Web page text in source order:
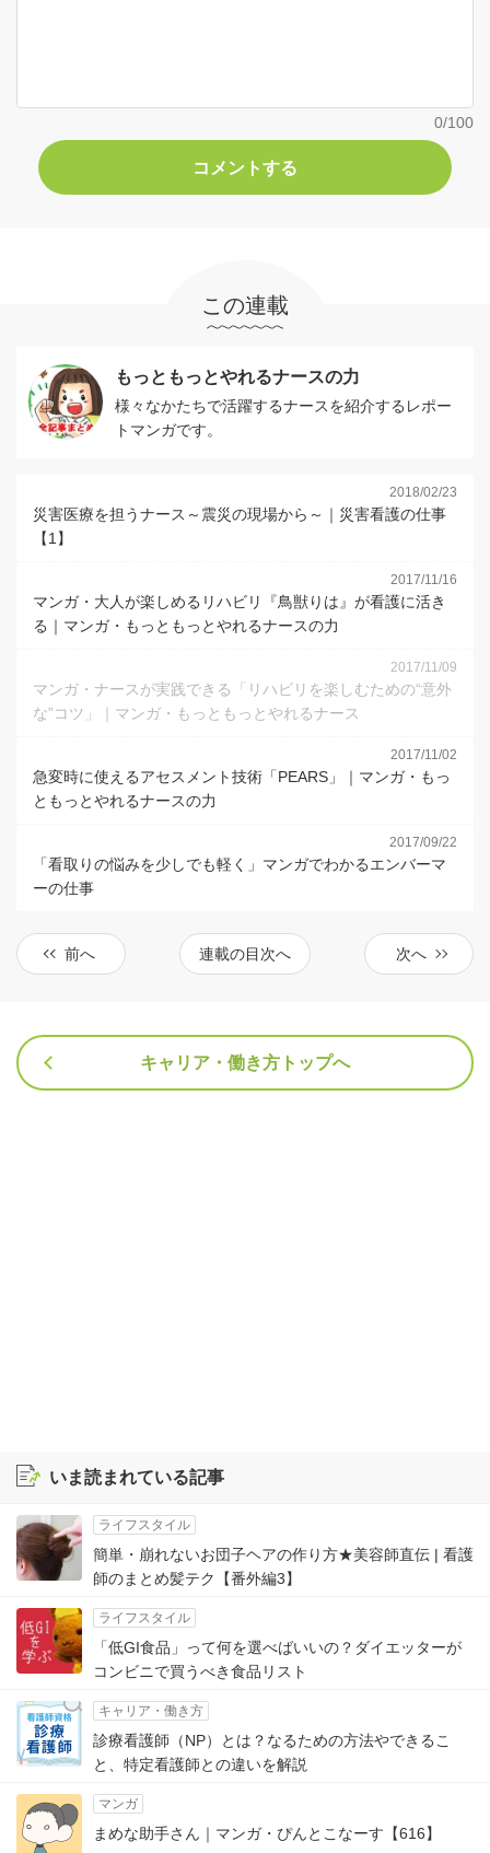
0/100
この連載
もっともっとやれるナースの力
様々なかたちで活躍するナースを紹介するレポー
トマンガです。
2018/02/23
災害医療を担うナース～震災の現場から～｜災害看護の仕事
【1】
2017/11/16
マンガ・大人が楽しめるリハビリ『鳥獣りは』が看護に活き
る｜マンガ・もっともっとやれるナースの力
2017/11/09
マンガ・ナースが実践できる「リハビリを楽しむための“意外
な”コツ」｜マンガ・もっともっとやれるナース
2017/11/02
急変時に使えるアセスメント技術「PEARS」｜マンガ・もっ
ともっとやれるナースの力
2017/09/22
「看取りの悩みを少しでも軽く」マンガでわかるエンバーマ
ーの仕事
前へ 連載の目次へ 次へ
キャリア・働き方トップへ
いま読まれている記事
ライフスタイル
簡単・崩れないお団子ヘアの作り方★美容師直伝 | 看護
師のまとめ髪テク【番外編3】
ライフスタイル
「低GI食品」って何を選べばいいの？ダイエッターが
コンビニで買うべき食品リスト
キャリア・働き方
診療看護師（NP）とは？なるための方法やできるこ
と、特定看護師との違いを解説
マンガ
まめな助手さん｜マンガ・ぴんとこなーす【616】